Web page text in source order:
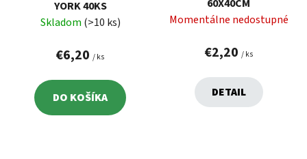
YORK 40KS
Skladom (>10 ks)
€6,20 / ks
DO KOŠÍKA
60X40CM
Momentálne nedostupné
€2,20 / ks
DETAIL